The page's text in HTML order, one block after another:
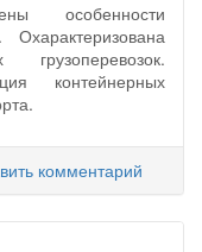
особенности
Охарактеризована
контейнерных
комментарий